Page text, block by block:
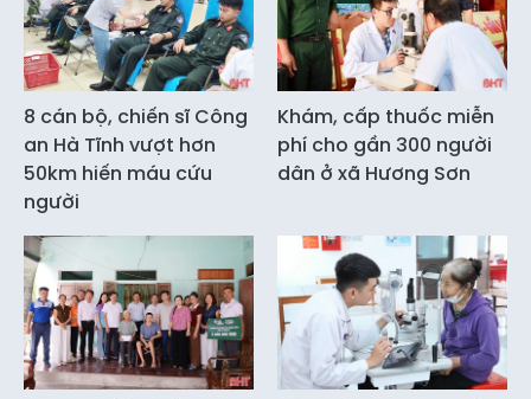
8 cán bộ, chiến sĩ Công
an Hà Tĩnh vượt hơn
50km hiến máu cứu
người
Khám, cấp thuốc miễn
phí cho gần 300 người
dân ở xã Hương Sơn